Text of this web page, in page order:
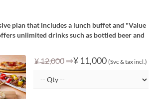
plan that includes a lunch buffet and "Value
unlimited drinks such as bottled beer and
¥ 12,000 ⇒¥ 11,000 (Svc & tax incl.)